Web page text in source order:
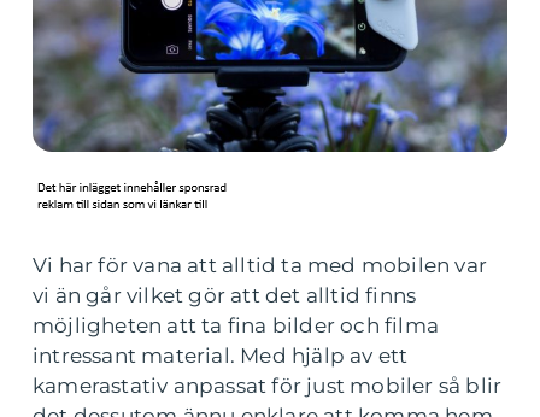
Vi har för vana att alltid ta med mobilen var
vi än går vilket gör att det alltid finns
möjligheten att ta fina bilder och filma
intressant material. Med hjälp av ett
kamerastativ anpassat för just mobiler så blir